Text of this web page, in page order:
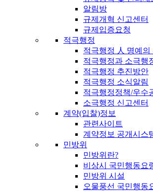
알림방
규제개혁 신고센터
규제입증요청
적극행정
적극행정 人 명예의
적극행정과 소극행
적극행정 추진방안
적극행정 소식알림
적극행정정책/우수
소극행정 신고센터
계약(입찰)정보
관련사이트
계약정보 공개시스
민방위
민방위란?
비상시 국민행동요
민방위 시설
오물풍선 국민행동